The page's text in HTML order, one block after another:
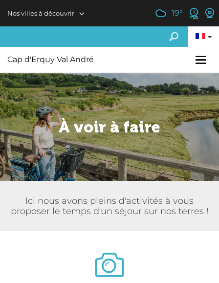
Nos villes à découvrir 19°
Cap d'Erquy Val André
À voir à faire
Ici nous avons pleins d'activités à vous
proposer le temps d'un séjour sur nos terres !